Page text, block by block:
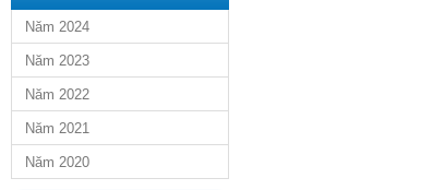
Năm 2024
Năm 2023
Năm 2022
Năm 2021
Năm 2020